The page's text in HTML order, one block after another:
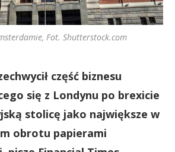
Fot. Shutterstock.com
część biznesu
się z Londynu po brexicie
stolicę jako największe w
obrotu papierami